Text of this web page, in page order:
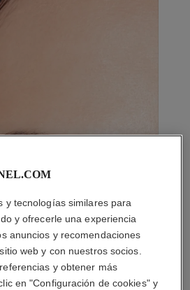
y tecnologías similares para
y ofrecerle una experiencia
anuncios y recomendaciones
web y con nuestros socios.
y obtener más
en "Configuración de cookies" y